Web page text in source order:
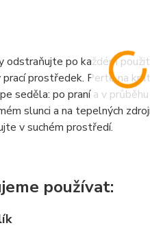
odstraňujte po každém
prostředek. Perte na
seděla: po praní a v
slunci a na tepelných
v suchém prostředí.
používat: